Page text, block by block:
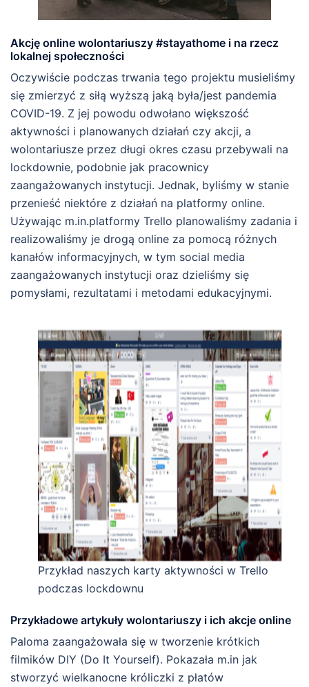
Akcję online wolontariuszy #stayathome i na rzecz
lokalnej społeczności
Oczywiście podczas trwania tego projektu musieliśmy
się zmierzyć z siłą wyższą jaką była/jest pandemia
COVID-19. Z jej powodu odwołano większość
aktywności i planowanych działań czy akcji, a
wolontariusze przez długi okres czasu przebywali na
lockdownie, podobnie jak pracownicy
zaangażowanych instytucji. Jednak, byliśmy w stanie
przenieść niektóre z działań na platformy online.
Używając m.in.platformy Trello planowaliśmy zadania i
realizowaliśmy je drogą online za pomocą różnych
kanałów informacyjnych, w tym social media
zaangażowanych instytucji oraz dzieliśmy się
pomysłami, rezultatami i metodami edukacyjnymi.
Przykład naszych karty aktywności w Trello
podczas lockdownu
Przykładowe artykuły wolontariuszy i ich akcje online
Paloma zaangażowała się w tworzenie krótkich
filmików DIY (Do It Yourself). Pokazała m.in jak
stworzyć wielkanocne króliczki z płatów